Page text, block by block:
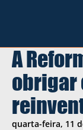
A
obrigar
quarta-feira, 11